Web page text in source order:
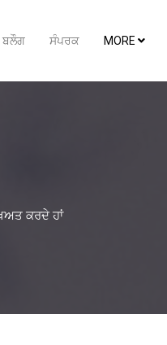
ਬਲੌਗ ਸੰਪਰਕ MORE
ਕਰਦੇ ਹਾਂ